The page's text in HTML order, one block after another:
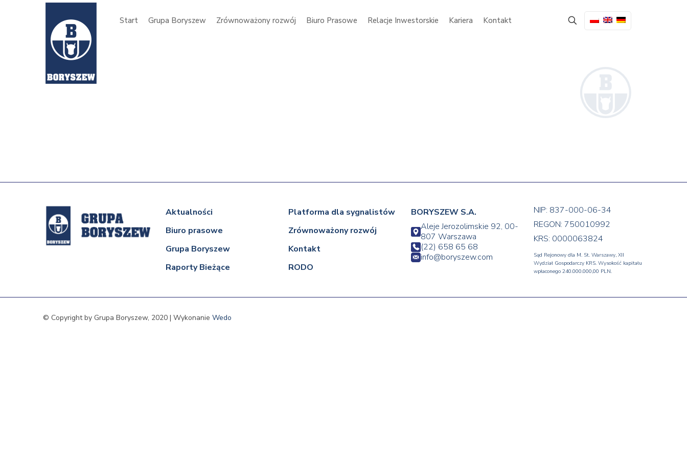
Start Grupa Boryszew Zrównoważony rozwój Biuro Prasowe Relacje Inwestorskie Kariera Kontakt
Aktualności
Biuro prasowe
Grupa Boryszew
Raporty Bieżące
Platforma dla sygnalistów
Zrównoważony rozwój
Kontakt
RODO
BORYSZEW S.A.
Aleje Jerozolimskie 92, 00-
807 Warszawa
(22) 658 65 68
info@boryszew.com
NIP: 837-000-06-34
REGON: 750010992
KRS: 0000063824
Sąd Rejonowy dla M. St. Warszawy, XII
Wydział Gospodarczy KRS. Wysokość kapitału
wpłaconego 240.000.000,00 PLN.
© Copyright by Grupa Boryszew, 2020 | Wykonanie Wedo